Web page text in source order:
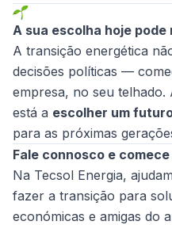
A sua escolha hoje pode
A transição energética
decisões políticas —
empresa, no seu telhado.
está a escolher um
para as próximas
Fale connosco e
Na Tecsol Energia,
fazer a transição para
económicas e amigas do